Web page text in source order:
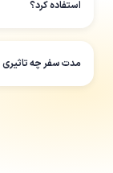
استفاده کرد؟
مدت سفر چه تاثیری